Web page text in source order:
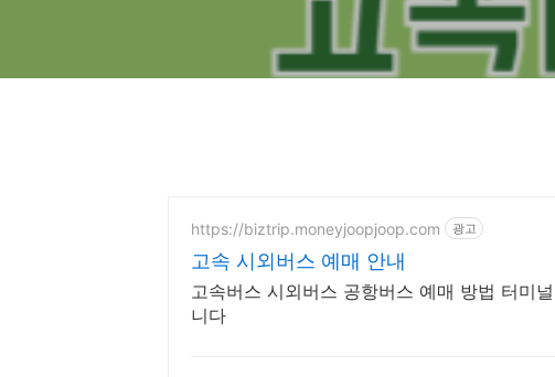
https://biztrip.moneyjoopjoop.com 광고
고속 시외버스 예매 안내
고속버스 시외버스 공항버스 예매 방법 터미
니다